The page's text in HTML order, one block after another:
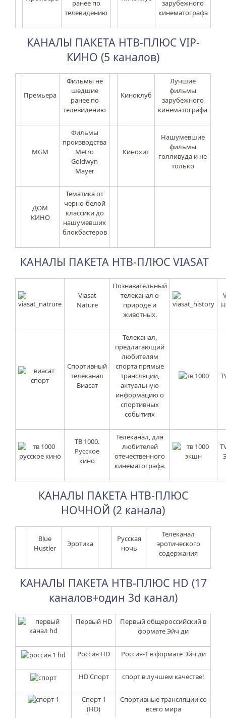
ранее по
телевидению
зарубежного
кинематографа
КАНАЛЫ ПАКЕТА НТВ-ПЛЮС VIP-
КИНО (5 каналов)
Премьера
Фильмы не
шедшие
ранее по
телевидению
Киноклуб
Лучшие
фильмы
зарубежного
кинематографа
MGM
Фильмы
производства
Metro
Goldwyn
Mayer
Кинохит
Нашумевшие
фильмы
голливуда и не
только
ДОМ
КИНО
Тематика от
черно-белой
классики до
нашумевших
блокбастеров
КАНАЛЫ ПАКЕТА НТВ-ПЛЮС VIASAT
Viasat
Nature
Познавательный
телеканал о
природе и
животных.
Спортивный
телеканал
Виасат
Телеканал,
предлагающий
любителям
спорта прямые
трансляции,
актуальную
информацию о
спортивных
событиях
ТВ 1000.
Русское
кино
Телеканал, для
любителей
отечественного
кинематографа.
КАНАЛЫ ПАКЕТА НТВ-ПЛЮС
НОЧНОЙ (2 канала)
Blue
Hustler
Эротика
Русская
ночь
Телеканал
эротического
содержания
КАНАЛЫ ПАКЕТА НТВ-ПЛЮС HD (17
каналов+один 3d канал)
Первый HD
Первый общероссийский в
формате Эйч ди
Россия HD Россия-1 в формате Эйч ди
HD Спорт cпорт в лучшем качестве!
Спорт 1
(HD)
Спортивные трансляции со
всего мира